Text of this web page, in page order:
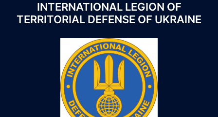
INTERNATIONAL LEGION OF
TERRITORIAL DEFENSE OF UKRAINE